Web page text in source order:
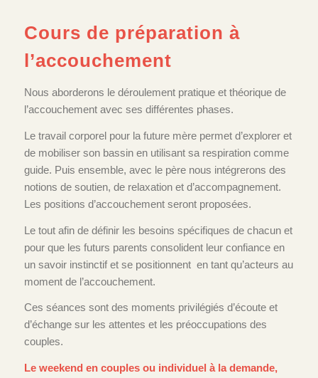
Cours de préparation à
l’accouchement
Nous aborderons le déroulement pratique et théorique de
l’accouchement avec ses différentes phases.
Le travail corporel pour la future mère permet d’explorer et
de mobiliser son bassin en utilisant sa respiration comme
guide. Puis ensemble, avec le père nous intégrerons des
notions de soutien, de relaxation et d’accompagnement.
Les positions d’accouchement seront proposées.
Le tout afin de définir les besoins spécifiques de chacun et
pour que les futurs parents consolident leur confiance en
un savoir instinctif et se positionnent en tant qu’acteurs au
moment de l’accouchement.
Ces séances sont des moments privilégiés d’écoute et
d’échange sur les attentes et les préoccupations des
couples.
Le weekend en couples ou individuel à la demande,